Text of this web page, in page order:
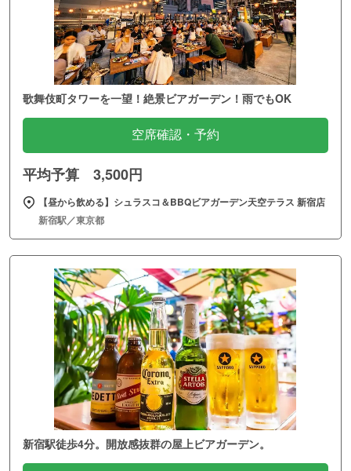
歌舞伎町タワーを一望！絶景ビアガーデン！雨でもOK
空席確認・予約
平均予算 3,500円
【昼から飲める】シュラスコ＆BBQビアガーデン天空テラス 新宿店
新宿駅／東京都
新宿駅徒歩4分。開放感抜群の屋上ビアガーデン。